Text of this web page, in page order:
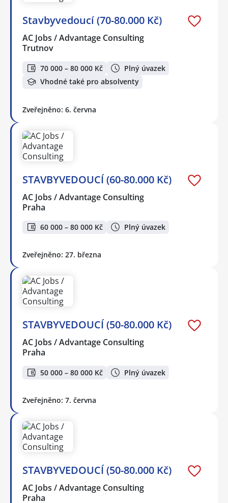
Stavbyvedoucí (70-80.000 Kč)
AC Jobs / Advantage Consulting
Trutnov
70 000 – 80 000 Kč
Plný úvazek
Vhodné také pro absolventy
Zveřejněno: 6. června
STAVBYVEDOUCÍ (60-80.000 Kč)
AC Jobs / Advantage Consulting
Praha
60 000 – 80 000 Kč Plný úvazek
Zveřejněno: 27. března
STAVBYVEDOUCÍ (50-80.000 Kč)
AC Jobs / Advantage Consulting
Praha
50 000 – 80 000 Kč Plný úvazek
Zveřejněno: 7. června
STAVBYVEDOUCÍ (50-80.000 Kč)
AC Jobs / Advantage Consulting
Praha